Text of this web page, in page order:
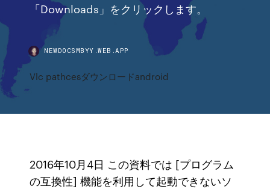
「Downloads」をクリックします。
NEWDOCSMBYY.WEB.APP
Vlc pathcesダウンロードandroid
2016年10月4日 この資料では [プログラム
の互換性] 機能を利用して起動できないソ